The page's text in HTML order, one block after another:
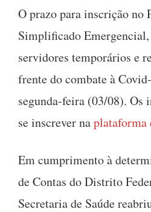
O prazo para inscrição no
Simplificado Emergencial,
servidores temporários e
frente do combate à
segunda-feira (03/08). Os
se inscrever naplataforma
Em cumprimento à
de Contas do Distrito
Secretaria de Saúde